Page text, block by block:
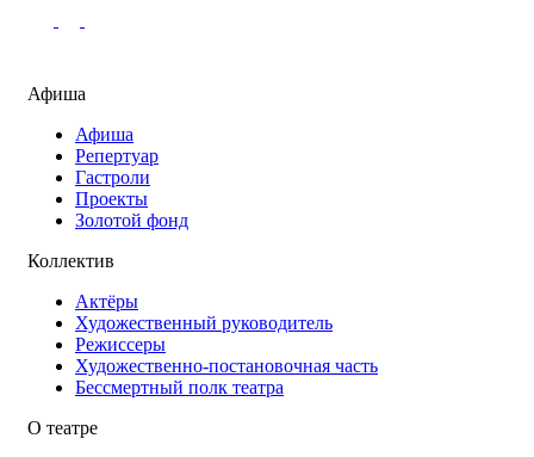
Афиша
Афиша
Репертуар
Гастроли
Проекты
Золотой фонд
Коллектив
Актёры
Художественный руководитель
Режиссеры
Художественно-постановочная часть
Бессмертный полк театра
О театре